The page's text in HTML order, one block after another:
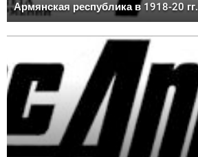
Армянская республика в 1918-20 гг.